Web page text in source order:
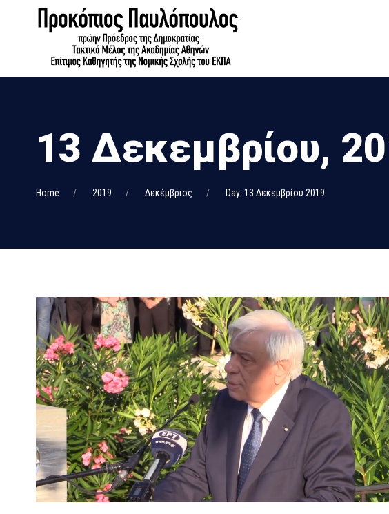
13 Δεκεμβρίου,
Home 2019 Δεκέμβριος Day: 13 Δεκεμβρίου 2019